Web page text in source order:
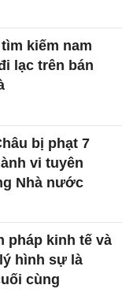
kiếm nam
lạc trên bán
bị phạt 7
vi tuyên
Nhà nước
pháp kinh tế và
hình sự là
cùng